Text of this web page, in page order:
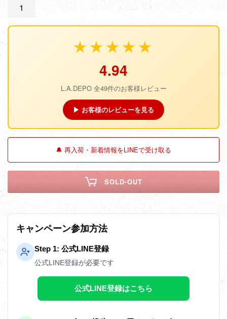
★★★★★
4.94
L.A.DEPO 全49件のお客様レビュー
▶ お客様のレビューを見る
🔔 再入荷・新着情報をLINEで受け取る
SOLD-OUT
キャンペーン参加方法
Step 1: 公式LINE登録
公式LINE登録が必要です
公式LINE登録はこちら